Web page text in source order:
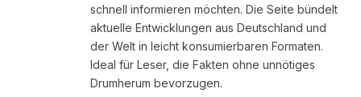
schnell informieren möchten. Die Seite bündelt
aktuelle Entwicklungen aus Deutschland und
der Welt in leicht konsumierbaren Formaten.
Ideal für Leser, die Fakten ohne unnötiges
Drumherum bevorzugen.